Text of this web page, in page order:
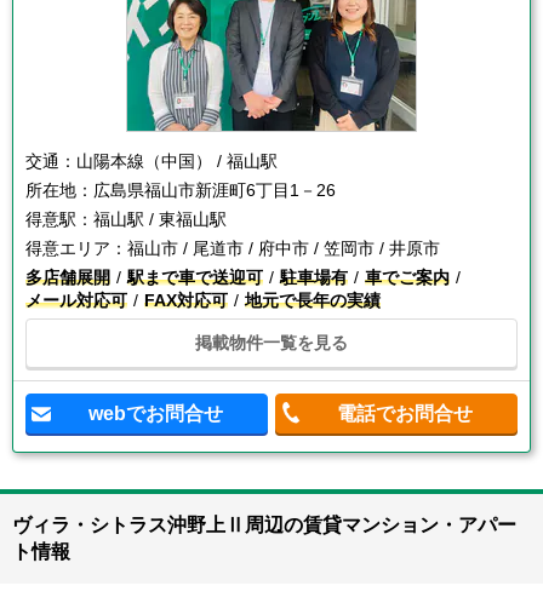
交通： 山陽本線（中国） / 福山駅
所在地： 広島県福山市新涯町6丁目1－26
得意駅： 福山駅 / 東福山駅
得意エリア： 福山市 / 尾道市 / 府中市 / 笠岡市 / 井原市
多店舗展開
駅まで車で送迎可 駐車場有
車でご案内
メール対応可
FAX対応可 地元で長年の実績
掲載物件一覧を見る
webでお問合せ 電話でお問合せ
ヴィラ・シトラス沖野上Ⅱ周辺の賃貸マンション・アパー
ト情報